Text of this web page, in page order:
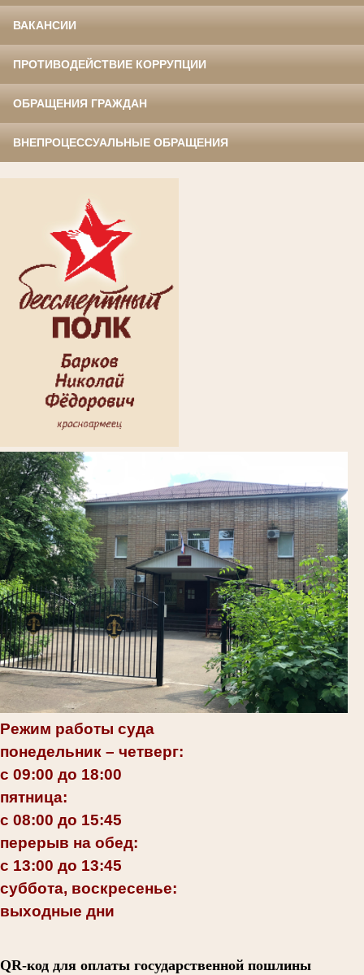
ВАКАНСИИ
ПРОТИВОДЕЙСТВИЕ КОРРУПЦИИ
ОБРАЩЕНИЯ ГРАЖДАН
ВНЕПРОЦЕССУАЛЬНЫЕ ОБРАЩЕНИЯ
Режим работы суда
понедельник – четверг:
с 09:00 до 18:00
пятница:
с 08:00 до 15:45
перерыв на обед:
с 13:00 до 13:45
суббота, воскресенье:
выходные дни
QR-код для оплаты государственной пошлины